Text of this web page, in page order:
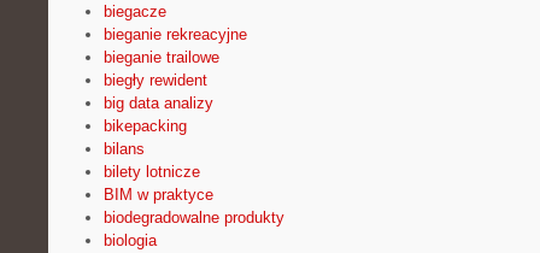
biegacze
bieganie rekreacyjne
bieganie trailowe
biegły rewident
big data analizy
bikepacking
bilans
bilety lotnicze
BIM w praktyce
biodegradowalne produkty
biologia